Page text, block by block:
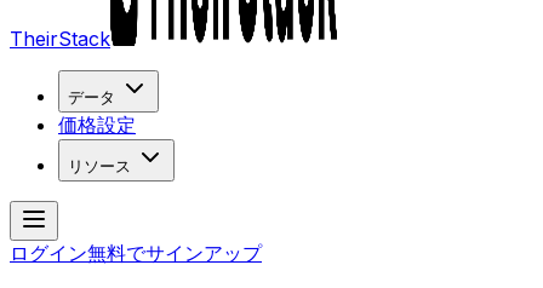
TheirStack
データ
価格設定
リソース
ログイン無料でサインアップ